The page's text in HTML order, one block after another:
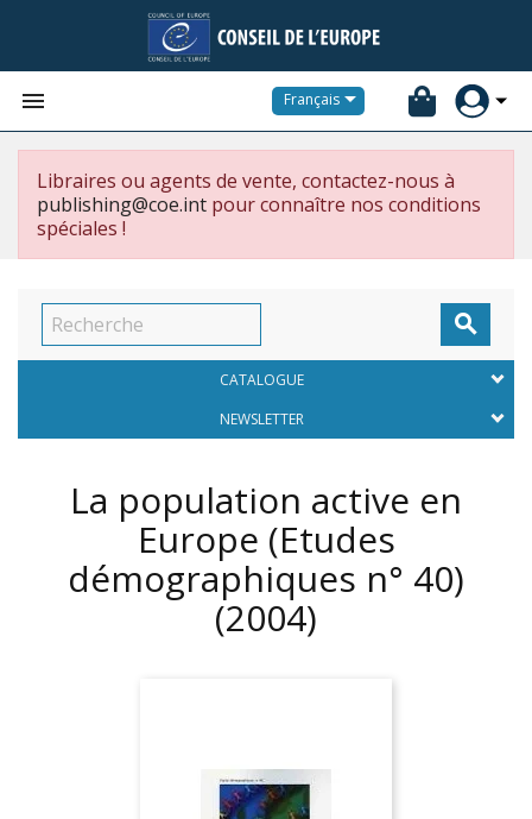
 Français
Libraires ou agents de vente, contactez-nous à
publishing@coe.int pour connaître nos conditions
spéciales !

CATALOGUE
NEWSLETTER
La population active en
Europe (Etudes
démographiques n° 40)
(2004)